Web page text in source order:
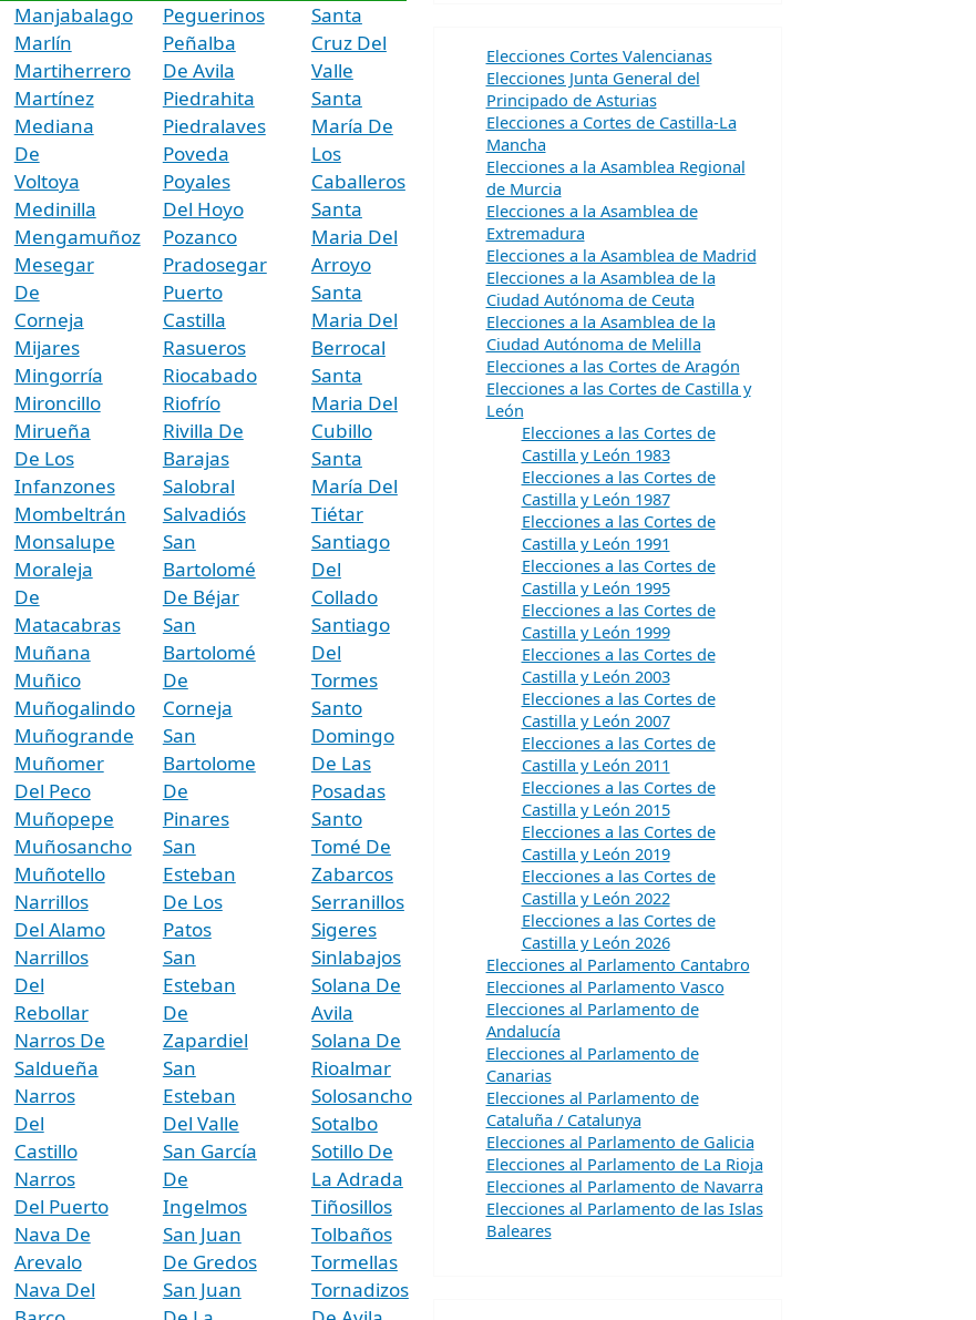
Manjabalago
Marlín
Martiherrero
Martínez
Mediana
De
Voltoya
Medinilla
Mengamuñoz
Mesegar
De
Corneja
Mijares
Mingorría
Mironcillo
Mirueña
De Los
Infanzones
Mombeltrán
Monsalupe
Moraleja
De
Matacabras
Muñana
Muñico
Muñogalindo
Muñogrande
Muñomer
Del Peco
Muñopepe
Muñosancho
Muñotello
Narrillos
Del Alamo
Narrillos
Del
Rebollar
Narros De
Saldueña
Narros
Del
Castillo
Narros
Del Puerto
Nava De
Arevalo
Nava Del
Peguerinos
Peñalba
De Avila
Piedrahita
Piedralaves
Poveda
Poyales
Del Hoyo
Pozanco
Pradosegar
Puerto
Castilla
Rasueros
Riocabado
Riofrío
Rivilla De
Barajas
Salobral
Salvadiós
San
Bartolomé
De Béjar
San
Bartolomé
De
Corneja
San
Bartolome
De
Pinares
San
Esteban
De Los
Patos
San
Esteban
De
Zapardiel
San
Esteban
Del Valle
San García
De
Ingelmos
San Juan
De Gredos
San Juan
Santa
Cruz Del
Valle
Santa
María De
Los
Caballeros
Santa
Maria Del
Arroyo
Santa
Maria Del
Berrocal
Santa
Maria Del
Cubillo
Santa
María Del
Tiétar
Santiago
Del
Collado
Santiago
Del
Tormes
Santo
Domingo
De Las
Posadas
Santo
Tomé De
Zabarcos
Serranillos
Sigeres
Sinlabajos
Solana De
Avila
Solana De
Rioalmar
Solosancho
Sotalbo
Sotillo De
La Adrada
Tiñosillos
Tolbaños
Tormellas
Tornadizos
Elecciones Cortes Valencianas
Elecciones Junta General del
Principado de Asturias
Elecciones a Cortes de Castilla-La
Mancha
Elecciones a la Asamblea Regional
de Murcia
Elecciones a la Asamblea de
Extremadura
Elecciones a la Asamblea de Madrid
Elecciones a la Asamblea de la
Ciudad Autónoma de Ceuta
Elecciones a la Asamblea de la
Ciudad Autónoma de Melilla
Elecciones a las Cortes de Aragón
Elecciones a las Cortes de Castilla y
León
Elecciones a las Cortes de
Castilla y León 1983
Elecciones a las Cortes de
Castilla y León 1987
Elecciones a las Cortes de
Castilla y León 1991
Elecciones a las Cortes de
Castilla y León 1995
Elecciones a las Cortes de
Castilla y León 1999
Elecciones a las Cortes de
Castilla y León 2003
Elecciones a las Cortes de
Castilla y León 2007
Elecciones a las Cortes de
Castilla y León 2011
Elecciones a las Cortes de
Castilla y León 2015
Elecciones a las Cortes de
Castilla y León 2019
Elecciones a las Cortes de
Castilla y León 2022
Elecciones a las Cortes de
Castilla y León 2026
Elecciones al Parlamento Cantabro
Elecciones al Parlamento Vasco
Elecciones al Parlamento de
Andalucía
Elecciones al Parlamento de
Canarias
Elecciones al Parlamento de
Cataluña / Catalunya
Elecciones al Parlamento de Galicia
Elecciones al Parlamento de La Rioja
Elecciones al Parlamento de Navarra
Elecciones al Parlamento de las Islas
Baleares